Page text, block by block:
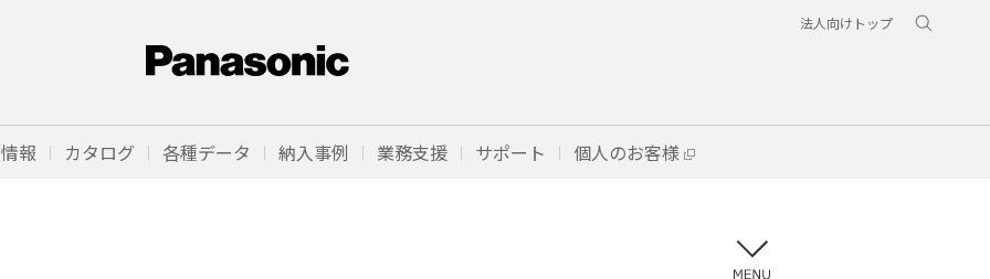
法人向けトップ
報 カタログ 各種データ 納入事例 業務支援 サポート 個人のお客様